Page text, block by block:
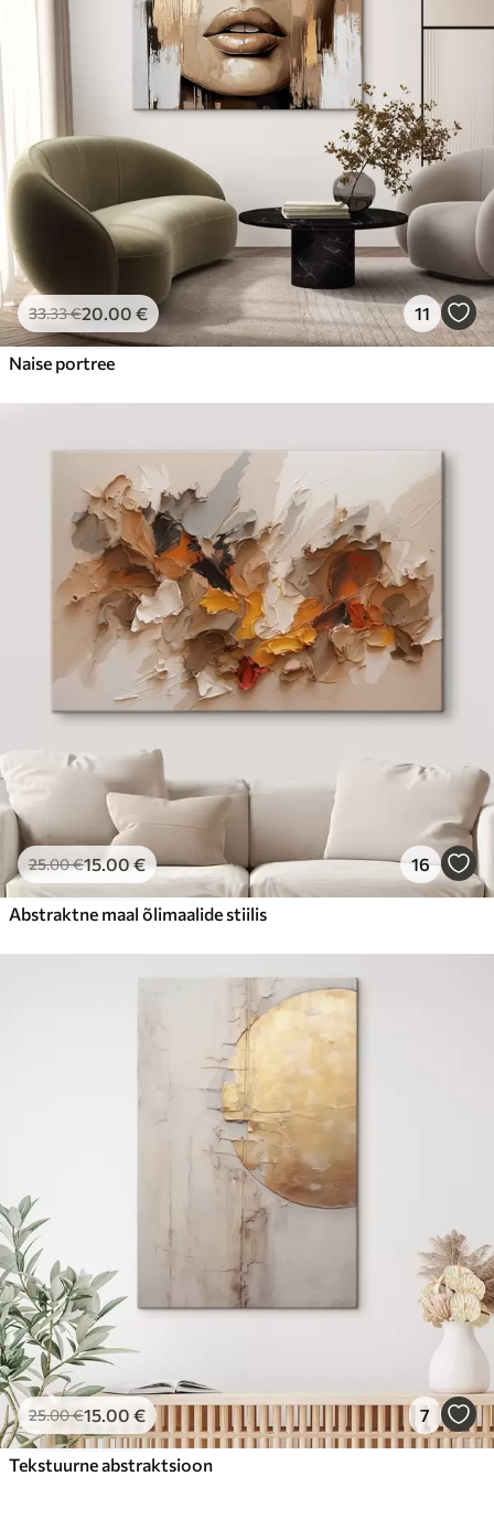
33.33€20.00 € 11
Naise portree
25.00€15.00€ 16
Abstraktne maal õlimaalide stiilis
25.00€15.00 € 7
Tekstuurne abstraktsioon